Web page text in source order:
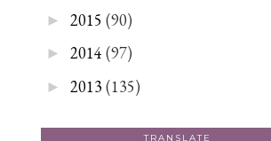
► 2015 (90)
► 2014 (97)
► 2013(135)
TRANSLATE